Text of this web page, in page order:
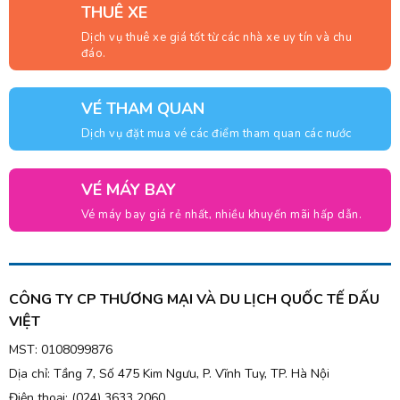
THUÊ XE
Dịch vụ thuê xe giá tốt từ các nhà xe uy tín và chu
đáo.
VÉ THAM QUAN
Dịch vụ đặt mua vé các điểm tham quan các nước
VÉ MÁY BAY
Vé máy bay giá rẻ nhất, nhiều khuyến mãi hấp dẫn.
CÔNG TY CP THƯƠNG MẠI VÀ DU LỊCH QUỐC TẾ DẤU
VIỆT
MST: 0108099876
Dịa chỉ: Tầng 7, Số 475 Kim Ngưu, P. Vĩnh Tuy, TP. Hà Nội